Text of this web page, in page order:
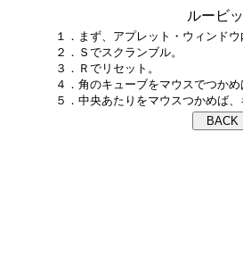
ルービ
１．まず、アプレット・ウィンドウ
２．Ｓでスクランブル。
３．Ｒでリセット。
４．角のキューブをマウスでつか